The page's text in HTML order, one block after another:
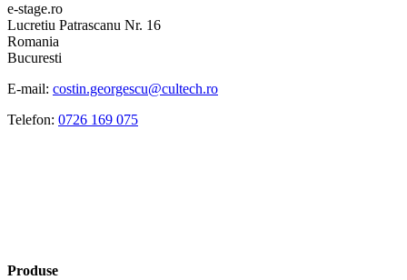
e-stage.ro
Lucretiu Patrascanu Nr. 16
Romania
Bucuresti
E-mail: costin.georgescu@cultech.ro
Telefon: 0726 169 075
Produse